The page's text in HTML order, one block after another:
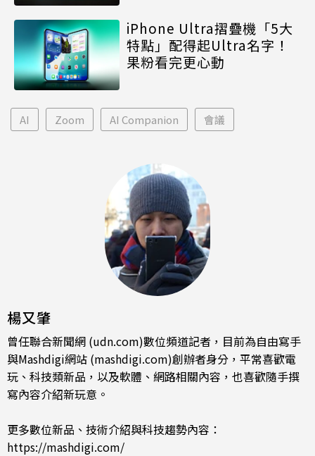
iPhone Ultra摺疊機「5大
特點」配得起Ultra名字！
果粉看完更心動
AI Zoom AI Companion 會議
楊又肇
曾任聯合新聞網 (udn.com)數位頻道記者，目前為自由寫手
與Mashdigi網站 (mashdigi.com)創辦者身分，平常喜歡電
玩、科技類新品，以及軟體、網路相關內容，也喜歡隨手撰
寫內容介紹新玩意。
更多數位新品、技術介紹與科技趨勢內容：
https://mashdigi.com/